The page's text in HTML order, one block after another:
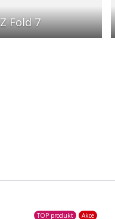
Z Fold 7
TOP produkt Akce